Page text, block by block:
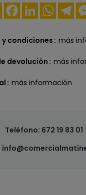
TwitterFacebook
LinkedIn
y condiciones más
devolución más
más información
Teléfono: 672 19 83 01